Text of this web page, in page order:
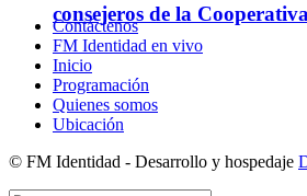
consejeros de la Cooperativa
Contáctenos
FM Identidad en vivo
Inicio
Programación
Quienes somos
Ubicación
© FM Identidad - Desarrollo y hospedaje